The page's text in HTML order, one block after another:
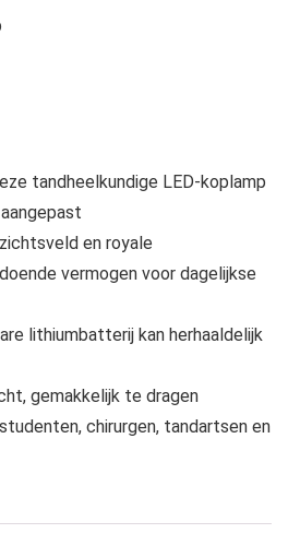
tandheelkundige LED-koplamp
en royale
vermogen voor dagelijkse
lithiumbatterij kan herhaaldelijk
gemakkelijk te dragen
chirurgen, tandartsen en